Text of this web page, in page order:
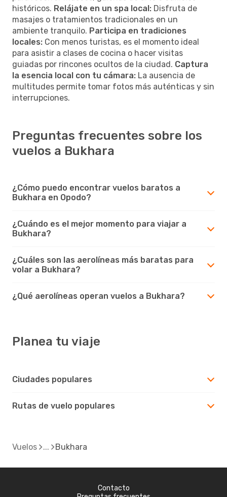
históricos. Relájate en un spa local: Disfruta de
masajes o tratamientos tradicionales en un
ambiente tranquilo. Participa en tradiciones
locales: Con menos turistas, es el momento ideal
para asistir a clases de cocina o hacer visitas
guiadas por rincones ocultos de la ciudad. Captura
la esencia local con tu cámara: La ausencia de
multitudes permite tomar fotos más auténticas y sin
interrupciones.
Preguntas frecuentes sobre los
vuelos a Bukhara
¿Cómo puedo encontrar vuelos baratos a
Bukhara en Opodo?
¿Cuándo es el mejor momento para viajar a
Bukhara?
¿Cuáles son las aerolíneas más baratas para
volar a Bukhara?
¿Qué aerolíneas operan vuelos a Bukhara?
Planea tu viaje
Ciudades populares
Rutas de vuelo populares
Vuelos Bukhara
Contacto